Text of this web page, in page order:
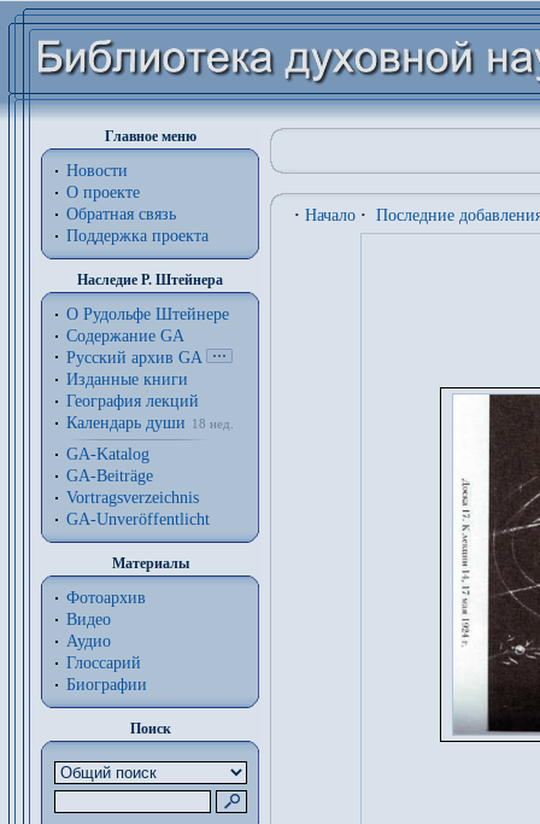
Главное меню
Новости
О проекте
Обратная связь
Поддержка проекта
Наследие Р. Штейнера
О Рудольфе Штейнере
Содержание GA
Русский архив GA
Изданные книги
География лекций
Календарь души
18 нед.
GA-Katalog
GA-Beiträge
Vortragsverzeichnis
GA-Unveröffentlicht
Материалы
Фотоархив
Видео
Аудио
Глоссарий
Биографии
Поиск
· Начало · Последние